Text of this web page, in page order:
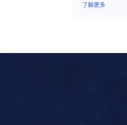
了解更多